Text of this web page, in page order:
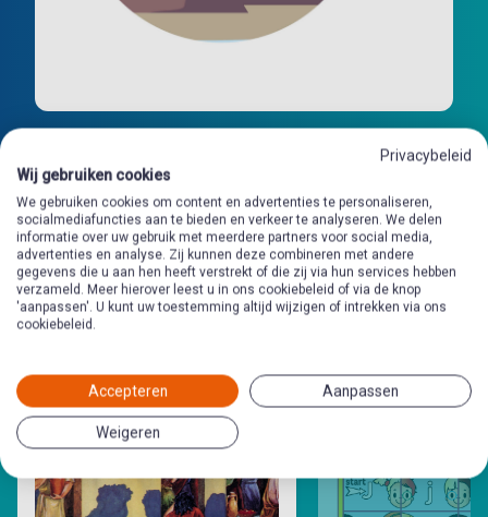
Andere
preekschrijfkaarten
categorie
Privacybeleid
Wij gebruiken cookies
We gebruiken cookies om content en advertenties te personaliseren,
socialmediafuncties aan te bieden en verkeer te analyseren. We delen
informatie over uw gebruik met meerdere partners voor social media,
advertenties en analyse. Zij kunnen deze combineren met andere
gegevens die u aan hen heeft verstrekt of die zij via hun services hebben
verzameld. Meer hierover leest u in ons cookiebeleid of via de knop
'aanpassen'. U kunt uw toestemming altijd wijzigen of intrekken via ons
cookiebeleid.
Accepteren Aanpassen
Weigeren